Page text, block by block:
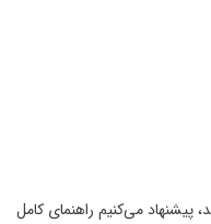
پیشنهاد می‌کنیم راهنمای کامل